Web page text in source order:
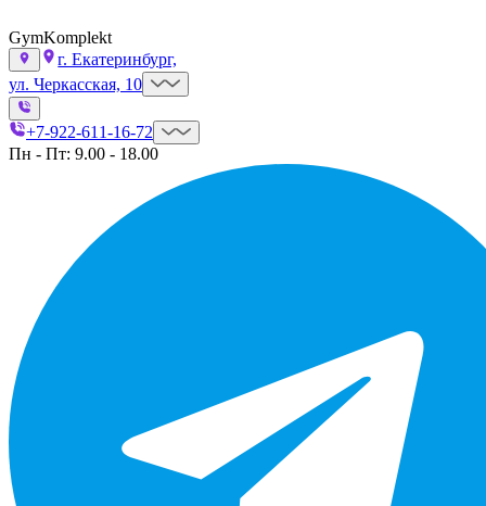
GymKomplekt
г. Екатеринбург,
ул. Черкасская, 10
+7-922-611-16-72
Пн - Пт: 9.00 - 18.00